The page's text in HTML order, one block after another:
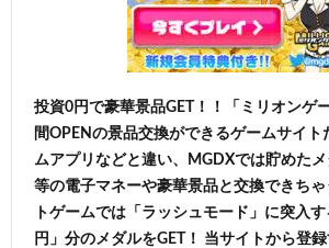
投資0円で豪華景品GET！！「ミリオンゲ
間OPENの景品交換ができるゲームサイト
ムアプリなどと違い、MGDXでは貯めたメ
等の電子マネーや豪華景品と交換できち
トゲームでは「ラッシュモード」に突入
円」分のメダルをGET！ 当サイトから登